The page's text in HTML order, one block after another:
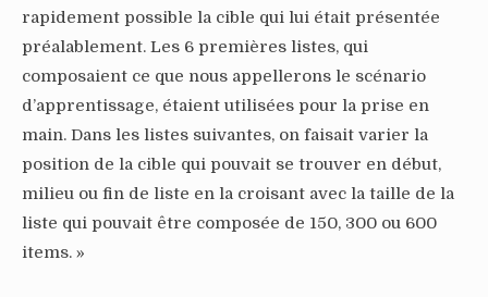
rapidement possible la cible qui lui était présentée
préalablement. Les 6 premières listes, qui
composaient ce que nous appellerons le scénario
d’apprentissage, étaient utilisées pour la prise en
main. Dans les listes suivantes, on faisait varier la
position de la cible qui pouvait se trouver en début,
milieu ou fin de liste en la croisant avec la taille de la
liste qui pouvait être composée de 150, 300 ou 600
items. »